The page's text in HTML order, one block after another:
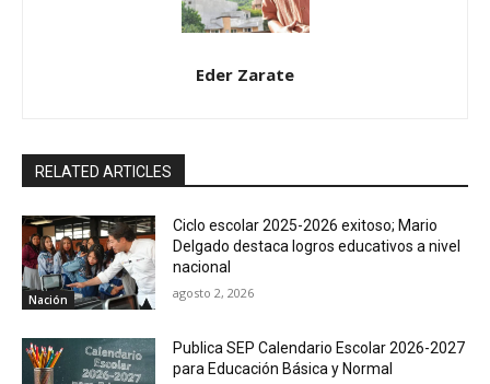
Eder Zarate
RELATED ARTICLES
Nación
Ciclo escolar 2025-2026 exitoso; Mario
Delgado destaca logros educativos a nivel
nacional
agosto 2, 2026
Publica SEP Calendario Escolar 2026-2027
para Educación Básica y Normal